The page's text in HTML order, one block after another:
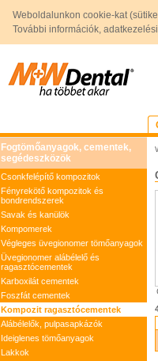
Weboldalunkon cookie-kat
További információk,
Fogtömőanyagok, cementek,
segédeszközök
Csonkfelépítő kompozitok
Fényrekötő kompozitok és
bondrendszerek
Savak és kanülök
Kompomerek
Végleges üvegionomer tömőanyagok
Üvegionomer alábélelő és
ragasztócementek
Karboxilát cementek
Foszfát cementek
Kompozit ragasztócementek
Alábélelők, pulpasapkázók
Ideiglenes tömőanyagok
Lakkok